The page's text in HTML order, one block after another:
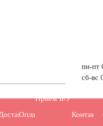
пн-пт
сб-вс
Оплата
Прием Б/У
Контакты